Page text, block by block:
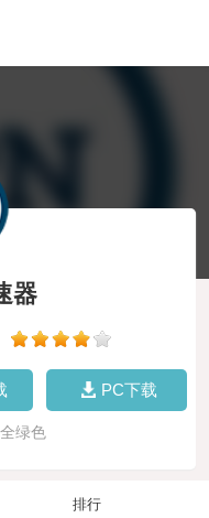
器
PC下载
绿色
排行